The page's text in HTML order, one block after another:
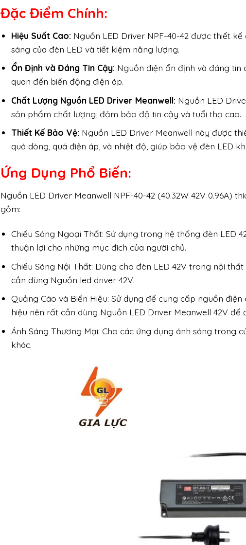
Đặc Điểm Chính:
Hiệu Suất Cao: Nguồn LED Driver NPF-40-42 được thiết
sáng của đèn LED và tiết kiệm năng lượng.
Ổn Định và Đáng Tin Cậy: Nguồn điện ổn định và đáng tin
quan đến biến động điện áp.
Chất Lượng Nguồn LED Driver Meanwell: Nguồn LED
sản phẩm chất lượng, đảm bảo độ tin cậy và tuổi thọ cao.
Thiết Kế Bảo Vệ: Nguồn LED Driver Meanwell này được
quá dòng, quá điện áp, và nhiệt độ, giúp bảo vệ đèn LED
Ứng Dụng Phổ Biến:
Nguồn LED Driver Meanwell NPF-40-42 (40.32W 42V 0.96A)
gồm:
Chiếu Sáng Ngoại Thất: Sử dụng trong hệ thống đèn LED
thuận lợi cho những mục đích của người chủ.
Chiếu Sáng Nội Thất: Dùng cho đèn LED 42V trong nội
cần dùng Nguồn led driver 42V.
Quảng Cáo và Biển Hiệu: Sử dụng để cung cấp nguồn
hiệu nên rất cần dùng Nguồn LED Driver Meanwell 42V
Ánh Sáng Thương Mại: Cho các ứng dụng ánh sáng trong
khác.